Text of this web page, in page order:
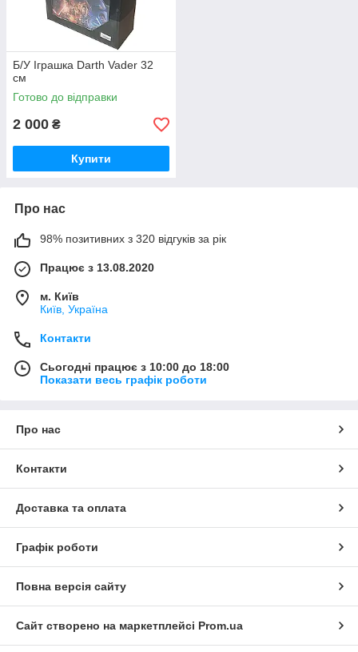
Б/У Іграшка Darth Vader 32
см
Готово до відправки
2 000 ₴
Купити
Про нас
98% позитивних з 320 відгуків за рік
Працює з 13.08.2020
м. Київ
Київ, Україна
Контакти
Сьогодні працює з 10:00 до 18:00
Показати весь графік роботи
Про нас
Контакти
Доставка та оплата
Графік роботи
Повна версія сайту
Сайт створено на маркетплейсі Prom.ua